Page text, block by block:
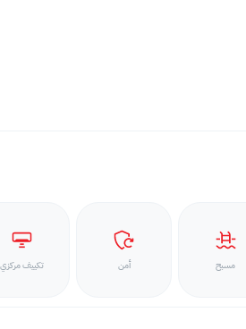
مسبح أمن تكييف مركزي